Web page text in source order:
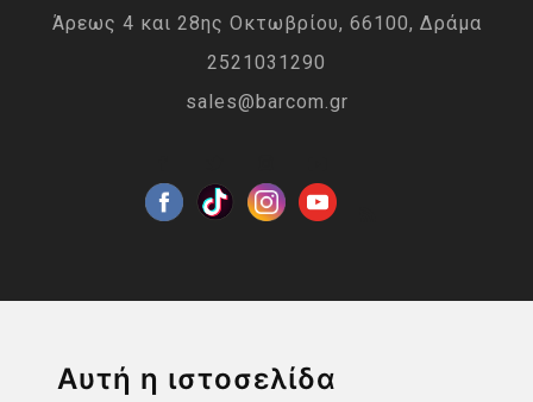
Αυτή η ιστοσελίδα
Άρεως 4 και 28ης Οκτωβρίου, 66100, Δράμα
2521031290
sales@barcom.gr